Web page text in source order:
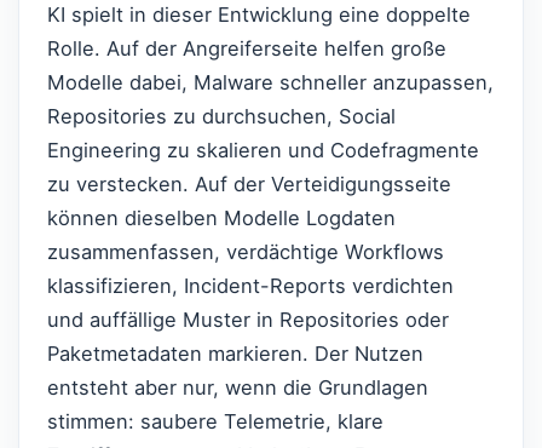
KI spielt in dieser Entwicklung eine doppelte
Rolle. Auf der Angreiferseite helfen große
Modelle dabei, Malware schneller anzupassen,
Repositories zu durchsuchen, Social
Engineering zu skalieren und Codefragmente
zu verstecken. Auf der Verteidigungsseite
können dieselben Modelle Logdaten
zusammenfassen, verdächtige Workflows
klassifizieren, Incident-Reports verdichten
und auffällige Muster in Repositories oder
Paketmetadaten markieren. Der Nutzen
entsteht aber nur, wenn die Grundlagen
stimmen: saubere Telemetrie, klare